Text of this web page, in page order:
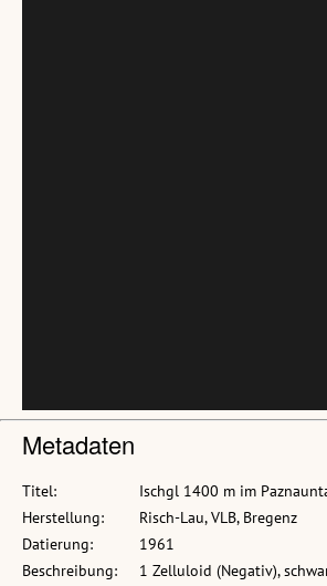
Metadaten
Titel:
Ischgl 1400 m im
Herstellung:
Risch-Lau, VLB, Bregenz
Datierung:
1961
Beschreibung:
1 Zelluloid (Negativ),